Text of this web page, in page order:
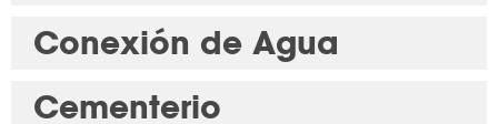
Conexión de Agua
Cementerio